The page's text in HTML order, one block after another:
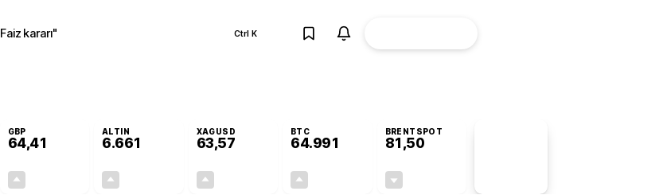
Faiz kararı" Ctrl K
GBP
64,41
ALTIN
6.661
XAGUSD
63,57
BTC
64.991
BRENTSPOT
81,50